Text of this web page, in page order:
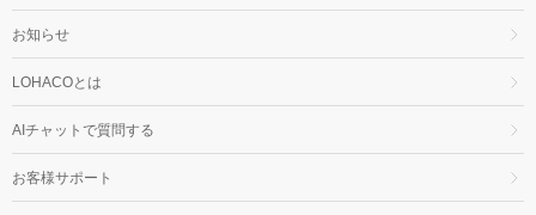
お知らせ
LOHACOとは
AIチャットで質問する
お客様サポート